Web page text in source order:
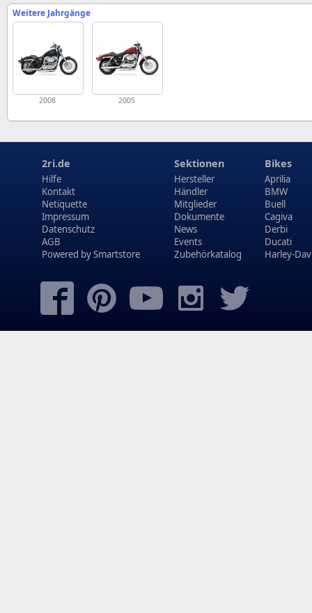
Weitere Jahrgänge
2008 2005
2ri.de
Hilfe
Kontakt
Netiquette
Impressum
Datenschutz
AGB
Powered bySmartstore
Sektionen
Hersteller
Händler
Mitglieder
Dokumente
News
Events
Zubehörkatalog
Bikes
Aprilia
BMW
Buell
Cagiva
Derbi
Ducati
Harley-